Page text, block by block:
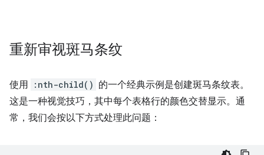
重新审视斑马条纹
使用 :nth-child() 的一个经典示例是创建斑马条纹表。
这是一种视觉技巧，其中每个表格行的颜色交替显示。通
常，我们会按以下方式处理此问题：